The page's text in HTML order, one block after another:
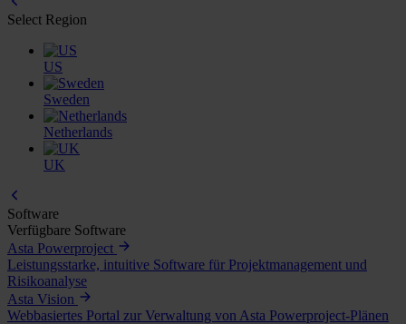
Select Region
US
Sweden
Netherlands
UK
Software
Verfügbare Software
Asta Powerproject
Leistungsstarke, intuitive Software für Projektmanagement und
Risikoanalyse
Asta Vision
Webbasiertes Portal zur Verwaltung von Asta Powerproject-Plänen